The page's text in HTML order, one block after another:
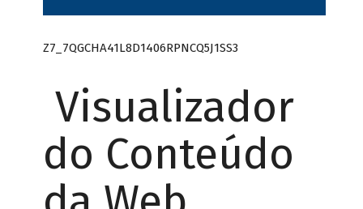
Z7_7QGCHA41L8D1406RPNCQ5J1SS3
Visualizador
do Conteúdo